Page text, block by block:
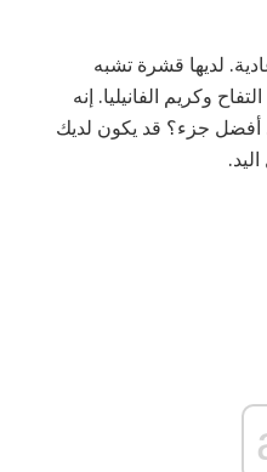
لديها قشرة تشبه
وكريم الفانيليا. إنه
أفضل جزء؟ قد يكون لديك